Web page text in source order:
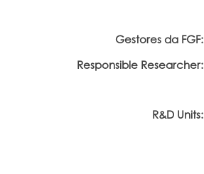
Gestores da FGF:
Responsible Researcher:
R&D Units: